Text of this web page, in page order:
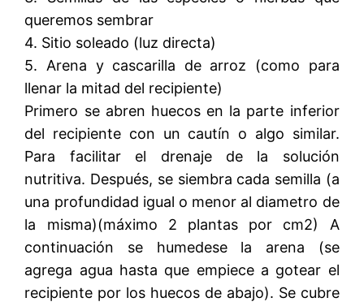
queremos sembrar
4. Sitio soleado (luz directa)
5. Arena y cascarilla de arroz (como para
llenar la mitad del recipiente)
Primero se abren huecos en la parte inferior
del recipiente con un cautín o algo similar.
Para facilitar el drenaje de la solución
nutritiva. Después, se siembra cada semilla (a
una profundidad igual o menor al diametro de
la misma)(máximo 2 plantas por cm2) A
continuación se humedese la arena (se
agrega agua hasta que empiece a gotear el
recipiente por los huecos de abajo). Se cubre